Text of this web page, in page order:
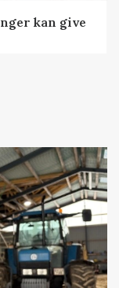
kan give